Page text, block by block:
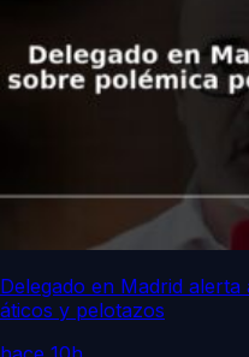
Delegado en Madrid
áticos y pelotazos